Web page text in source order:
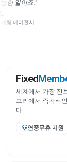
일이죠."
에이전시
Fixed
세계에서 가장 진
프라에서 즉각적
다.
연중무휴 지원